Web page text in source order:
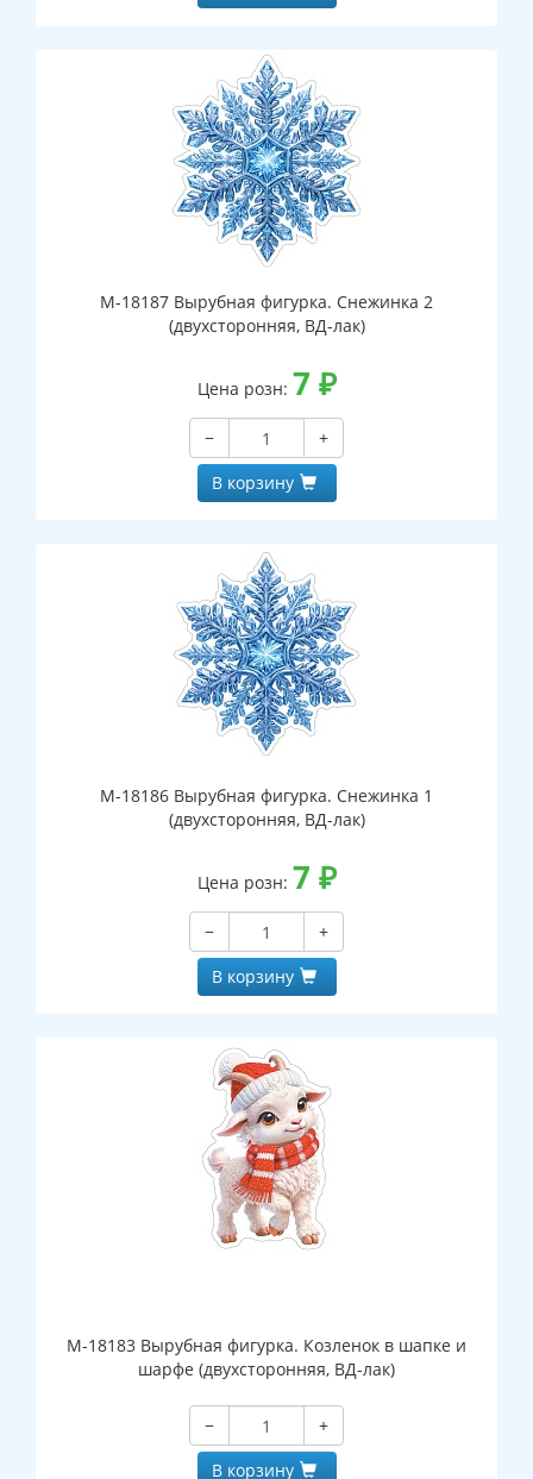
М-18187 Вырубная фигурка. Снежинка 2
(двухсторонняя, ВД-лак)
Цена розн: 7 ₽
−
+
В корзину
М-18186 Вырубная фигурка. Снежинка 1
(двухсторонняя, ВД-лак)
Цена розн: 7 ₽
−
+
В корзину
М-18183 Вырубная фигурка. Козленок в шапке и
шарфе (двухсторонняя, ВД-лак)
−
+
В корзину